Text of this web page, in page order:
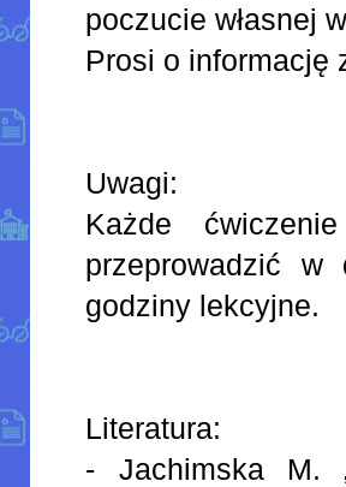
poczucie własnej
Prosi o informację
Uwagi:
Każde
przeprowadzić
godziny lekcyjne.
Literatura:
- Jachimska M.